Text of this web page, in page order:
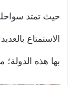
حيث تمتد
الاستمتاع
بها هذه